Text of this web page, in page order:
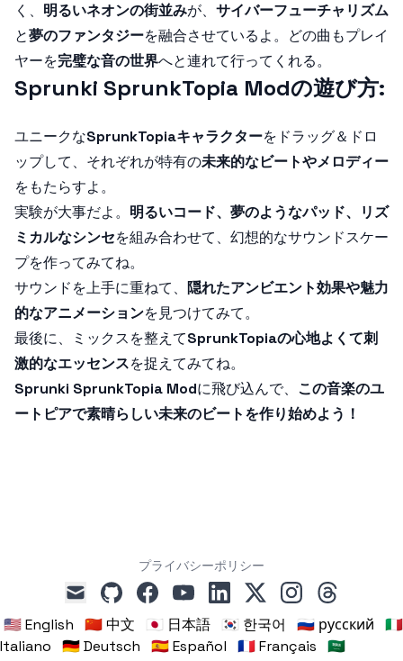
く、 明るいネオンの街並みが、 サイバーフューチャリズム
と夢のファンタジーを融合させているよ。どの曲もプレイ
ヤーを完璧な音の世界へと連れて行ってくれる。
Sprunki SprunkTopia Modの遊び方:
ユニークなSprunkTopiaキャラクターをドラッグ＆ドロ
ップして、それぞれが特有の未来的なビートやメロディー
をもたらすよ。
実験が大事だよ。 明るいコード、夢のようなパッド、リズ
ミカルなシンセを組み合わせて、幻想的なサウンドスケー
プを作ってみてね。
サウンドを上手に重ねて、 隠れたアンビエント効果や魅力
的なアニメーションを見つけてみて。
最後に、ミックスを整えてSprunkTopiaの心地よくて刺
激的なエッセンスを捉えてみてね。
Sprunki SprunkTopia Modに飛び込んで、 この音楽のユ
ートピアで素晴らしい未来のビートを作り始めよう！
プライバシーポリシー
mail
githubfacebookyoutubelinkedin
x instagramthreads
🇺🇸 English 🇨🇳 中文 🇯🇵 日本語 🇰🇷 한국어 🇷🇺 русский
🇮🇹
Italiano
🇩🇪 Deutsch 🇪🇸 Español 🇫🇷 Français
🇸🇦